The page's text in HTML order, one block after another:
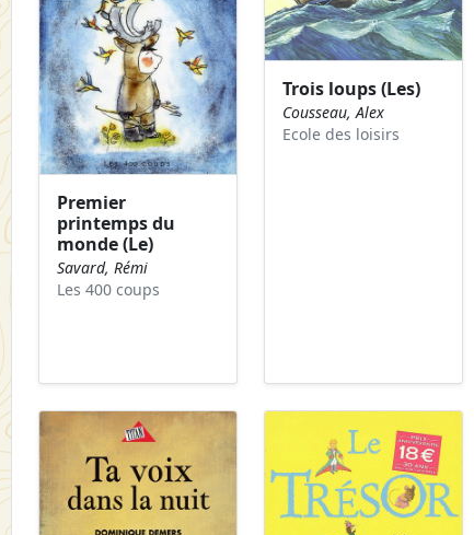
Premier
printemps du
monde (Le)
Savard, Rémi
Les 400 coups
Trois loups (Les)
Cousseau, Alex
Ecole des loisirs